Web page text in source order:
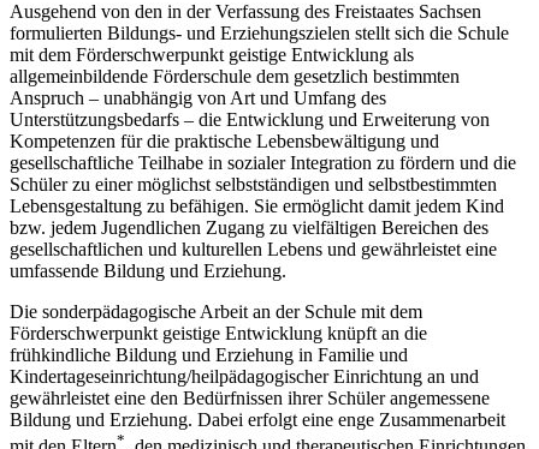
Ausgehend von den in der Verfassung des Freistaates Sachsen
formulierten Bildungs- und Erziehungszielen stellt sich die Schule
mit dem Förderschwerpunkt geistige Entwicklung als
allgemeinbildende Förderschule dem gesetzlich bestimmten
Anspruch – unabhängig von Art und Umfang des
Unterstützungsbedarfs – die Entwicklung und Erweiterung von
Kompetenzen für die praktische Lebensbewältigung und
gesellschaftliche Teilhabe in sozialer Integration zu fördern und die
Schüler zu einer möglichst selbstständigen und selbstbestimmten
Lebensgestaltung zu befähigen. Sie ermöglicht damit jedem Kind
bzw. jedem Jugendlichen Zugang zu vielfältigen Bereichen des
gesellschaftlichen und kulturellen Lebens und gewährleistet eine
umfassende Bildung und Erziehung.
Die sonderpädagogische Arbeit an der Schule mit dem
Förderschwerpunkt geistige Entwicklung knüpft an die
frühkindliche Bildung und Erziehung in Familie und
Kindertageseinrichtung/heilpädagogischer Einrichtung an und
gewährleistet eine den Bedürfnissen ihrer Schüler angemessene
Bildung und Erziehung. Dabei erfolgt eine enge Zusammenarbeit
*